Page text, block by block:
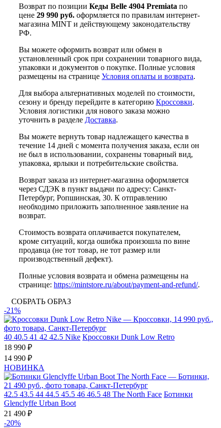
Возврат по позиции Кеды Belle 4904 Premiata по
цене 29 990 руб. оформляется по правилам интернет-
магазина MINT и действующему законодательству
РФ.
Вы можете оформить возврат или обмен в
установленный срок при сохранении товарного вида,
упаковки и документов о покупке. Полные условия
размещены на странице Условия оплаты и возврата.
Для выбора альтернативных моделей по стоимости,
сезону и бренду перейдите в категорию Кроссовки.
Условия логистики для нового заказа можно
уточнить в разделе Доставка.
Вы можете вернуть товар надлежащего качества в
течение 14 дней с момента получения заказа, если он
не был в использовании, сохранены товарный вид,
упаковка, ярлыки и потребительские свойства.
Возврат заказа из интернет-магазина оформляется
через СДЭК в пункт выдачи по адресу: Санкт-
Петербург, Ропшинская, 30. К отправлению
необходимо приложить заполненное заявление на
возврат.
Стоимость возврата оплачивается покупателем,
кроме ситуаций, когда ошибка произошла по вине
продавца (не тот товар, не тот размер или
производственный дефект).
Полные условия возврата и обмена размещены на
странице: https://mintstore.ru/about/payment-and-refund/.
СОБРАТЬ ОБРАЗ
-21%
40 40.5 41 42 42.5 Nike Кроссовки Dunk Low Retro
18 990 ₽
14 990 ₽
НОВИНКА
42.5 43.5 44 44.5 45.5 46 46.5 48 The North Face Ботинки
Glenclyffe Urban Boot
21 490 ₽
-20%